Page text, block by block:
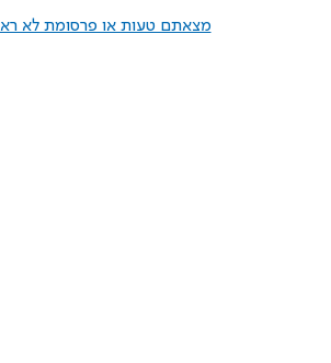
מצאתם טעות או פרסומת לא